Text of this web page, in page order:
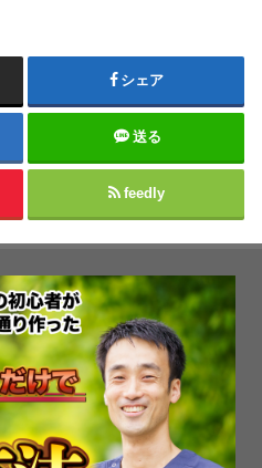
シェア
送る
feedly